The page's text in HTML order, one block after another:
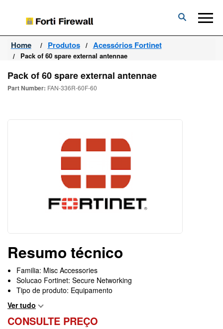
Forti
Firewall
Home Produtos Acessórios Fortinet
Pack of 60 spare external antennae
Pack of 60 spare external antennae
Part Number: FAN-336R-60F-60
Resumo técnico
Familia: Misc Accessories
Solucao Fortinet: Secure Networking
Tipo de produto: Equipamento
Ver tudo
CONSULTE PREÇO